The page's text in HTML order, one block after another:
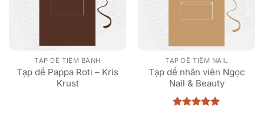
TẠP DỀ TIỆM BÁNH
Tạp dề Pappa Roti – Kris
Krust
TẠP DỀ TIỆM NAIL
Tạp dề nhân viên Ngọc
Nail & Beauty